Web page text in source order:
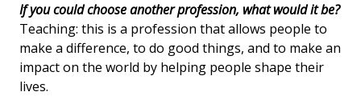
If you could choose another profession, what would it be?
Teaching: this is a profession that allows people to
make a difference, to do good things, and to make an
impact on the world by helping people shape their
lives.